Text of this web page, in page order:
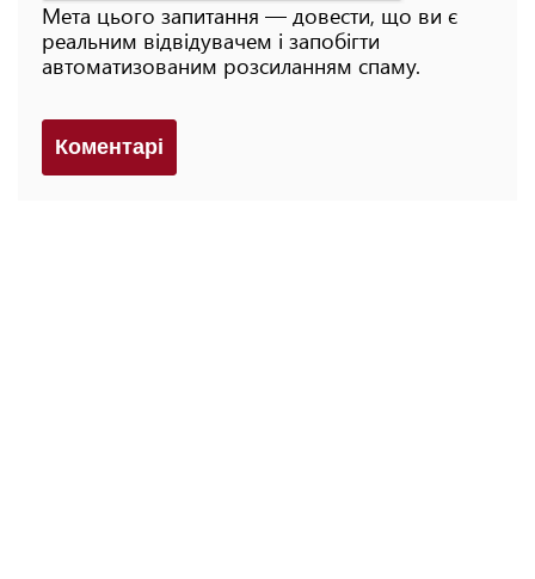
Мета цього запитання — довести, що ви є
реальним відвідувачем і запобігти
автоматизованим розсиланням спаму.
Коментарi